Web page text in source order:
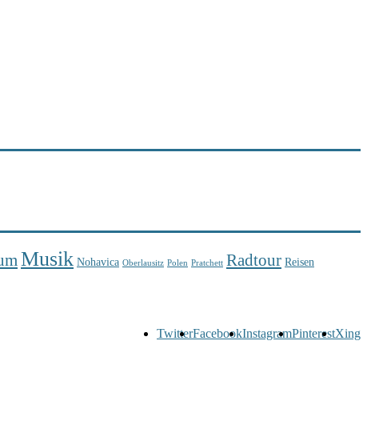
Musik Nohavica Oberlausitz Polen Pratchett Radtour Reisen
TwitterFacebookInstagramPinterestXing